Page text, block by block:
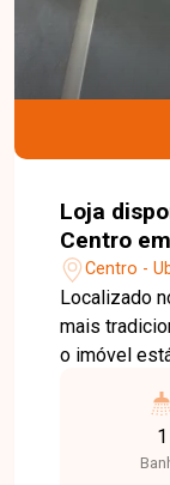
Loja
Centro
Centro -
Localizado
mais
o imóvel
pessoas e
oferece
serviços e
1